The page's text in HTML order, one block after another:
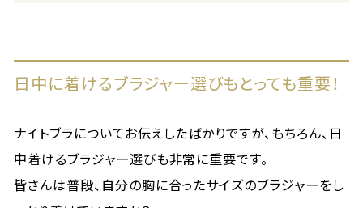
日中に着けるブラジャー選びもとっても重要！
ナイトブラについてお伝えしたばかりですが、もちろん、日
中着けるブラジャー選びも非常に重要です。
皆さんは普段、自分の胸に合ったサイズのブラジャーをし